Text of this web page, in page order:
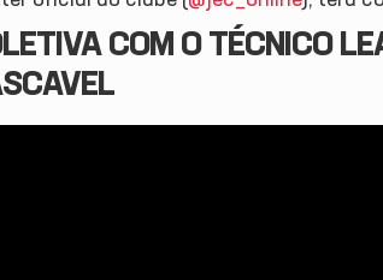
COM O TÉCNICO